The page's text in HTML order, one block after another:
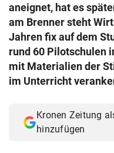
aneignet, hat es
am Brenner steht
Jahren fix auf dem
rund 60 Pilotschulen
mit Materialien der
im Unterricht
Kronen Zeitung
hinzufügen